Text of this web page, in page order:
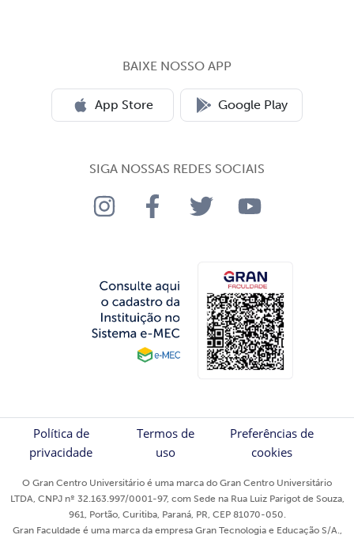
BAIXE NOSSO APP
App Store Google Play
SIGA NOSSAS REDES SOCIAIS
Política de
privacidade
Termos de
uso
Preferências de
cookies
O Gran Centro Universitário é uma marca do Gran Centro Universitário
LTDA, CNPJ nº 32.163.997/0001-97, com Sede na Rua Luiz Parigot de Souza,
961, Portão, Curitiba, Paraná, PR, CEP 81070-050.
Gran Faculdade é uma marca da empresa Gran Tecnologia e Educação S/A.,